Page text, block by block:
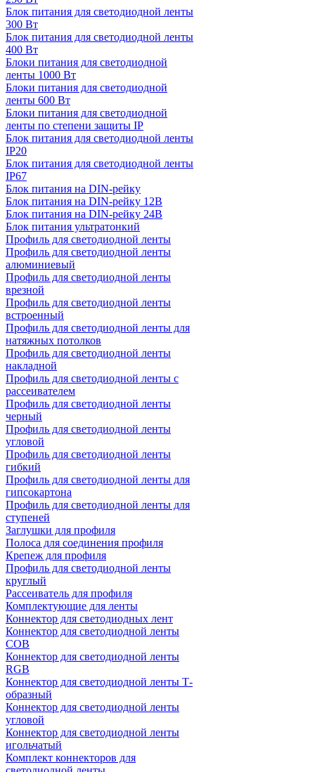
Блок питания для светодиодной ленты
300 Вт
Блок питания для светодиодной ленты
400 Вт
Блоки питания для светодиодной
ленты 1000 Вт
Блоки питания для светодиодной
ленты 600 Вт
Блоки питания для светодиодной
ленты по степени защиты IP
Блок питания для светодиодной ленты
IP20
Блок питания для светодиодной ленты
IP67
Блок питания на DIN-рейку
Блок питания на DIN-рейку 12В
Блок питания на DIN-рейку 24В
Блок питания ультратонкий
Профиль для светодиодной ленты
Профиль для светодиодной ленты
алюминиевый
Профиль для светодиодной ленты
врезной
Профиль для светодиодной ленты
встроенный
Профиль для светодиодной ленты для
натяжных потолков
Профиль для светодиодной ленты
накладной
Профиль для светодиодной ленты с
рассеивателем
Профиль для светодиодной ленты
черный
Профиль для светодиодной ленты
угловой
Профиль для светодиодной ленты
гибкий
Профиль для светодиодной ленты для
гипсокартона
Профиль для светодиодной ленты для
ступеней
Заглушки для профиля
Полоса для соединения профиля
Крепеж для профиля
Профиль для светодиодной ленты
круглый
Рассеиватель для профиля
Комплектующие для ленты
Коннектор для светодиодных лент
Коннектор для светодиодной ленты
COB
Коннектор для светодиодной ленты
RGB
Коннектор для светодиодной ленты Т-
образный
Коннектор для светодиодной ленты
угловой
Коннектор для светодиодной ленты
игольчатый
Комплект коннекторов для